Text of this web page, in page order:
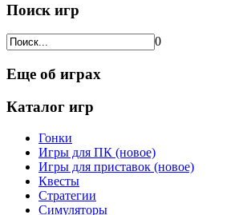
Поиск игр
0
Еще об играх
Каталог игр
Гонки
Игры для ПК (новое)
Игры для приставок (новое)
Квесты
Стратегии
Симуляторы